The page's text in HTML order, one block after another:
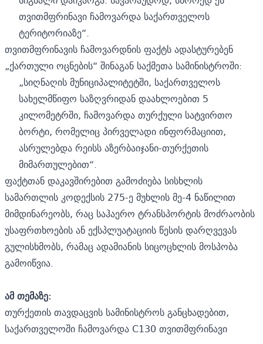
თვითმფრინავი ჩამოვარდა საქართველოს
ტერიტორიაზე“.
თვითმფრინავის ჩამოვარდნის ფაქტს ადასტურებენ
„ქართული ოცნების“ შინაგან საქმეთა სამინისტროში:
„სიღნაღის მუნიციპალიტეტში, საქართველოს
სახელმწიფო საზღვრიდან დაახლოებით 5
კილომეტრში, ჩამოვარდა თურქული სატვირთო
ბორტი, რომელიც პირველადი ინფორმაციით,
ასრულებდა რეისს აზერბაიჯანი-თურქეთის
მიმართულებით“.
ფაქტთან დაკავშირებით გამოძიება სისხლის
სამართლის კოდექსის 275-ე მუხლის მე-4 ნაწილით
მიმდინარეობს, რაც საჰაერო ტრანსპორტის მოძრაობის
უსაფრთხოების ან ექსპლუატაციის წესის დარღვევას
გულისხმობს, რამაც ადამიანის სიცოცხლის მოსპობა
გამოიწვია.
ამ თემაზე:
თურქეთის თავდაცვის სამინისტროს განცხადებით,
საქართველოში ჩამოვარდა C130 თვითმფრინავი